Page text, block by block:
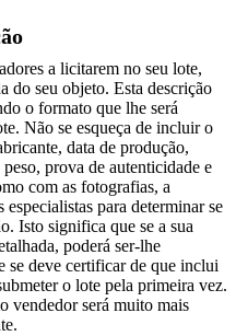
a licitarem no seu lote,
do seu objeto. Esta descrição
o formato que lhe será
Não se esqueça de incluir o
data de produção,
prova de autenticidade e
com as fotografias, a
para determinar se
Isto significa que se a sua
poderá ser-lhe
se deve certificar de que inclui
o lote pela primeira vez.
vendedor será muito mais